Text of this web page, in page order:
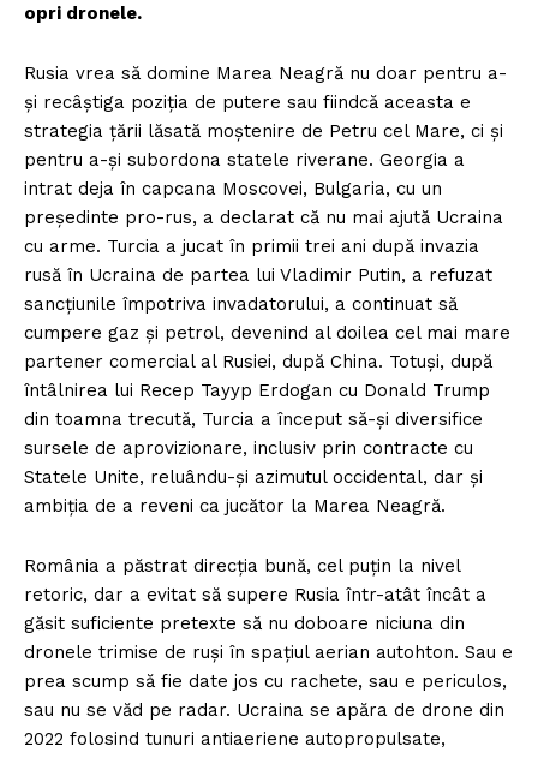
opri dronele.
Rusia vrea să domine Marea Neagră nu doar pentru a-
și recâștiga poziția de putere sau fiindcă aceasta e
strategia țării lăsată moștenire de Petru cel Mare, ci și
pentru a-și subordona statele riverane. Georgia a
intrat deja în capcana Moscovei, Bulgaria, cu un
președinte pro-rus, a declarat că nu mai ajută Ucraina
cu arme. Turcia a jucat în primii trei ani după invazia
rusă în Ucraina de partea lui Vladimir Putin, a refuzat
sancțiunile împotriva invadatorului, a continuat să
cumpere gaz și petrol, devenind al doilea cel mai mare
partener comercial al Rusiei, după China. Totuși, după
întâlnirea lui Recep Tayyp Erdogan cu Donald Trump
din toamna trecută, Turcia a început să-și diversifice
sursele de aprovizionare, inclusiv prin contracte cu
Statele Unite, reluându-și azimutul occidental, dar și
ambiția de a reveni ca jucător la Marea Neagră.
România a păstrat direcția bună, cel puțin la nivel
retoric, dar a evitat să supere Rusia într-atât încât a
găsit suficiente pretexte să nu doboare niciuna din
dronele trimise de ruși în spațiul aerian autohton. Sau e
prea scump să fie date jos cu rachete, sau e periculos,
sau nu se văd pe radar. Ucraina se apăra de drone din
2022 folosind tunuri antiaeriene autopropulsate,